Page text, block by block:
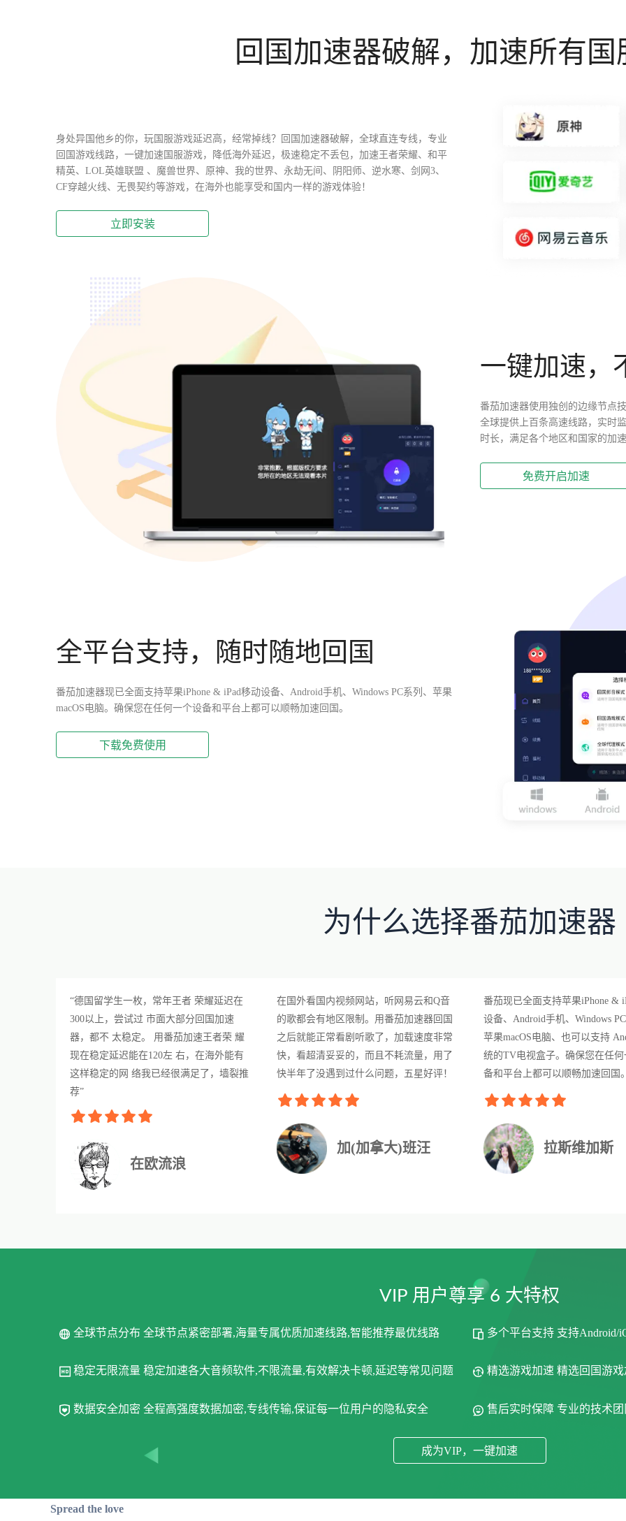
回国加速器破解，加速所有国
身处异国他乡的你，玩国服游戏延迟高，经常掉线？回国加速器破解，全球直连专线，专业
回国游戏线路，一键加速国服游戏，降低海外延迟，极速稳定不丢包，加速王者荣耀、和平
精英、LOL英雄联盟 、魔兽世界、原神、我的世界、永劫无间、阴阳师、逆水寒、剑网3、
CF穿越火线、无畏契约等游戏，在海外也能享受和国内一样的游戏体验！
立即安装
一键加速，
番茄加速器使用独创的边缘节点
全球提供上百条高速线路，实时
时长，满足各个地区和国家的加
免费开启加速
全平台支持，随时随地回国
番茄加速器现已全面支持苹果iPhone & iPad移动设备、Android手机、Windows PC系列、苹果
macOS电脑。确保您在任何一个设备和平台上都可以顺畅加速回国。
下载免费使用
为什么选择番茄加速器
“德国留学生一枚，常年王者 荣耀延迟在
300以上，尝试过 市面大部分回国加速
器，都不 太稳定。 用番茄加速王者荣 耀
现在稳定延迟能在120左 右，在海外能有
这样稳定的网 络我已经很满足了，墙裂推
荐”
在欧流浪
在国外看国内视频网站，听网易云和Q音
的歌都会有地区限制。用番茄加速器回国
之后就能正常看剧听歌了，加载速度非常
快，看超清妥妥的，而且不耗流量，用了
快半年了没遇到过什么问题，五星好评！
加(加拿大)班汪
番茄现已全面支持苹果iPhone &
设备、Android手机、Windows
苹果macOS电脑、也可以支持
统的TV电视盒子。确保您在任何
备和平台上都可以顺畅加速回国
拉斯维加斯
VIP 用户尊享 6 大特权
全球节点分布 全球节点紧密部署,海量专属优质加速线路,智能推荐最优线路
稳定无限流量 稳定加速各大音频软件,不限流量,有效解决卡顿,延迟等常见问题
数据安全加密 全程高强度数据加密,专线传输,保证每一位用户的隐私安全
多个平台支持 支持Android/
精选游戏加速 精选回国游
售后实时保障 专业的技术
成为VIP，一键加速
Spread the love